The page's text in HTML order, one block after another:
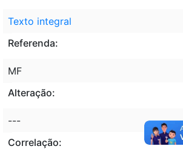
Texto integral
Referenda:
MF
Alteração:
---
Correlação: